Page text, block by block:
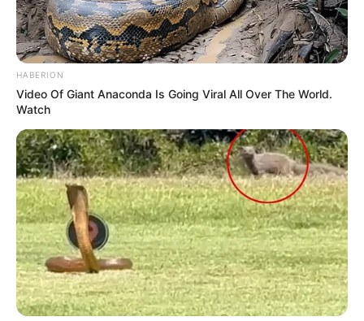
HABERION
Video Of Giant Anaconda Is Going Viral All Over The World.
Watch